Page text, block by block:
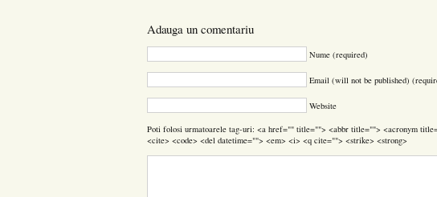
Adauga un comentariu
Nume (required)
Email (will not be published)
Website
Poti folosi urmatoarele tag-uri: <a href="" title=""> <abbr title=""> <acronym
<cite> <code> <del datetime=""> <em> <i> <q cite=""> <strike> <strong>